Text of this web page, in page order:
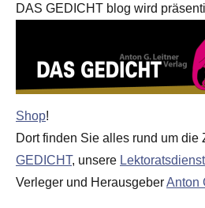
DAS GEDICHT blog wird
Shop!
Dort finden Sie alles rund um die
GEDICHT, unsere
Verleger und HerausgeberAnton